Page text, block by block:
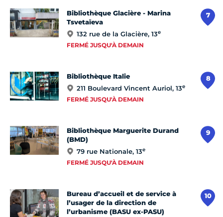
7
Bibliothèque Glacière - Marina
Tsvetaïeva
132 rue de la Glacière, 13e
FERMÉ JUSQU'À DEMAIN
8
Bibliothèque Italie
211 Boulevard Vincent Auriol, 13e
FERMÉ JUSQU'À DEMAIN
9
Bibliothèque Marguerite Durand
(BMD)
79 rue Nationale, 13e
FERMÉ JUSQU'À DEMAIN
10
Bureau d’accueil et de service à
l’usager de la direction de
l’urbanisme (BASU ex-PASU)